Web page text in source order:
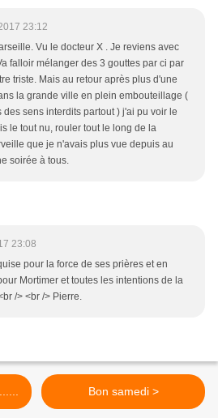
23:12
Vu le docteur X . Je reviens avec
falloir mélanger des 3 gouttes par ci par
triste. Mais au retour après plus d'une
la grande ville en plein embouteillage (
des sens interdits partout ) j'ai pu voir le
le tout nu, rouler tout le long de la
que je n'avais plus vue depuis au
soirée à tous.
23:08
pour la force de ses prières et en
Mortimer et toutes les intentions de la
/> <br /> Pierre.
Bon samedi >